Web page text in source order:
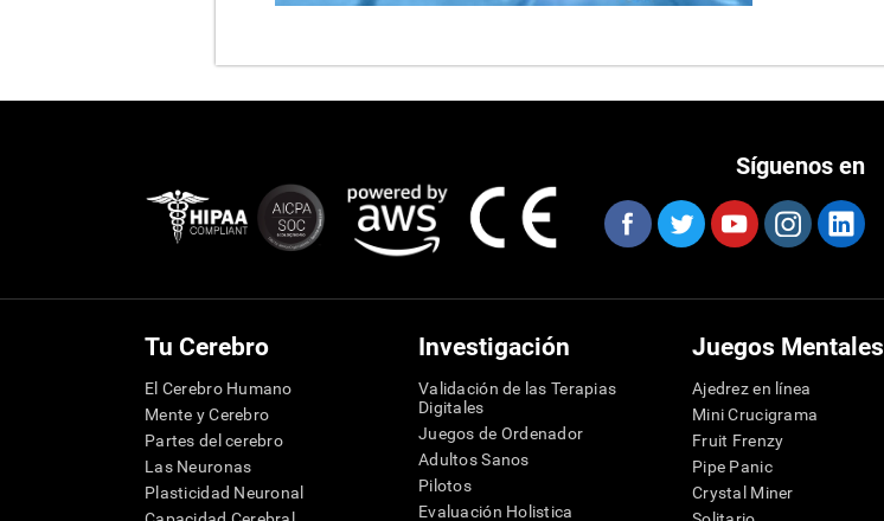
Síguenos en
Tu Cerebro
El Cerebro Humano
Mente y Cerebro
Partes del cerebro
Las Neuronas
Plasticidad Neuronal
Investigación
Validación de las Terapias
Digitales
Juegos de Ordenador
Adultos Sanos
Pilotos
Evaluación Holistica
Juegos Mentales
Ajedrez en línea
Mini Crucigrama
Fruit Frenzy
Pipe Panic
Crystal Miner